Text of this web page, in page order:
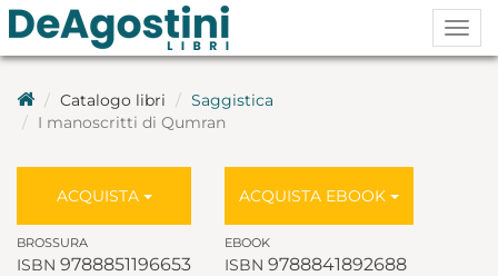
Catalogo libri
Saggistica
I manoscritti di Qumran
ACQUISTA
BROSSURA
ISBN 9788851196653
ACQUISTA EBOOK
EBOOK
ISBN 9788841892688